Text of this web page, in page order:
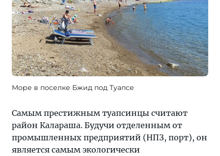
Море в поселке Бжид под Туапсе
Самым престижным туапсинцы считают
район Калараша. Будучи отделенным от
промышленных предприятий (НПЗ, порт), он
является самым экологически